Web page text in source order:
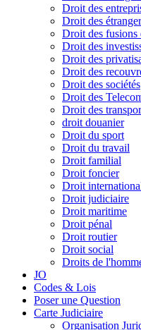
Droit des
Droit des
Droit des fusions
Droit des
Droit des
Droit des
Droit des sociétés
Droit des
Droit des
droit douanier
Droit du sport
Droit du travail
Droit familial
Droit foncier
Droit
Droit judiciaire
Droit maritime
Droit pénal
Droit routier
Droit social
Droits de
JO
Codes & Lois
Poser une Question
Carte Judiciaire
Organisation